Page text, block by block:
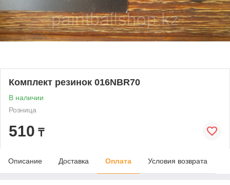
Комплект резинок 016NBR70
В наличии
Розница
510 ₸
Описание Доставка Оплата Условия возврата